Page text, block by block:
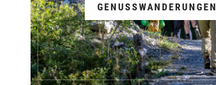
GENUSSWANDERUNGEN